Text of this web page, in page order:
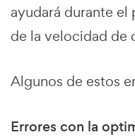
ayudará durante
de la velocidad de
Algunos de estos
Errores con la